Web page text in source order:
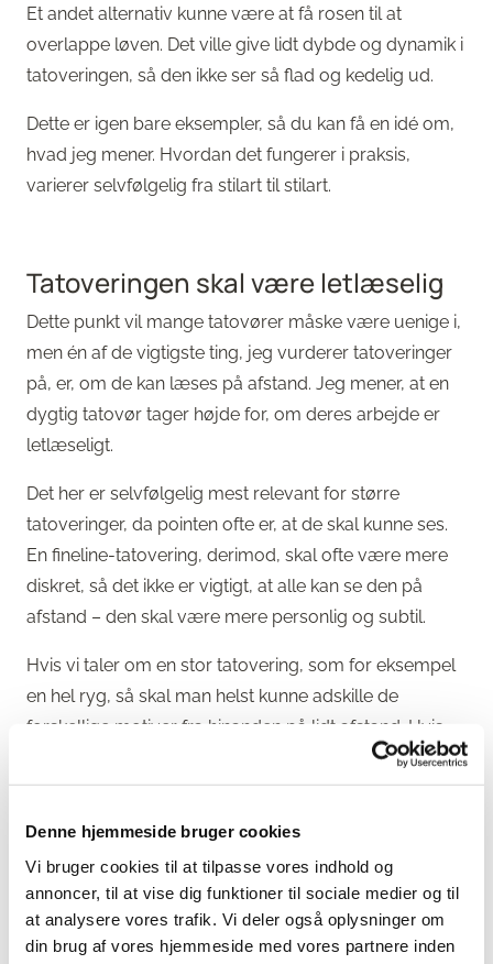
Denne hjemmeside bruger cookies
Vi bruger cookies til at tilpasse vores indhold og
annoncer, til at vise dig funktioner til sociale medier og til
at analysere vores trafik. Vi deler også oplysninger om
din brug af vores hjemmeside med vores partnere inden
Et andet alternativ kunne være at få rosen til at
overlappe løven. Det ville give lidt dybde og dynamik i
tatoveringen, så den ikke ser så flad og kedelig ud.
Dette er igen bare eksempler, så du kan få en idé om,
hvad jeg mener. Hvordan det fungerer i praksis,
varierer selvfølgelig fra stilart til stilart.
Tatoveringen skal være letlæselig
Dette punkt vil mange tatovører måske være uenige i,
men én af de vigtigste ting, jeg vurderer tatoveringer
på, er, om de kan læses på afstand. Jeg mener, at en
dygtig tatovør tager højde for, om deres arbejde er
letlæseligt.
Det her er selvfølgelig mest relevant for større
tatoveringer, da pointen ofte er, at de skal kunne ses.
En fineline-tatovering, derimod, skal ofte være mere
diskret, så det ikke er vigtigt, at alle kan se den på
afstand – den skal være mere personlig og subtil.
Hvis vi taler om en stor tatovering, som for eksempel
en hel ryg, så skal man helst kunne adskille de
forskellige motiver fra hinanden på lidt afstand. Hvis
man skal helt tæt på for at kunne se, hvad det
forestiller, føler jeg, at noget af pointen går tabt.
Manglende læselighed kan skyldes flere ting, som at
tatovøren ikke har lavet skyggerne ordentligt eller